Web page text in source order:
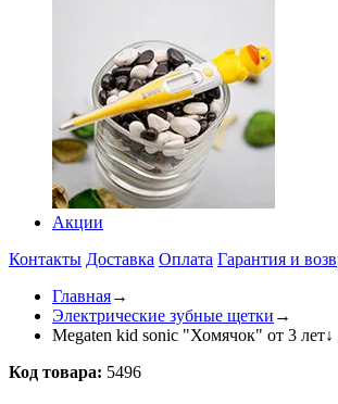
Акции
Контакты Доставка Оплата Гарантия и
Главная→
Электрические зубные щетки →
Megaten kid sonic "Хомячок" от 3 лет↓
Код товара: 5496